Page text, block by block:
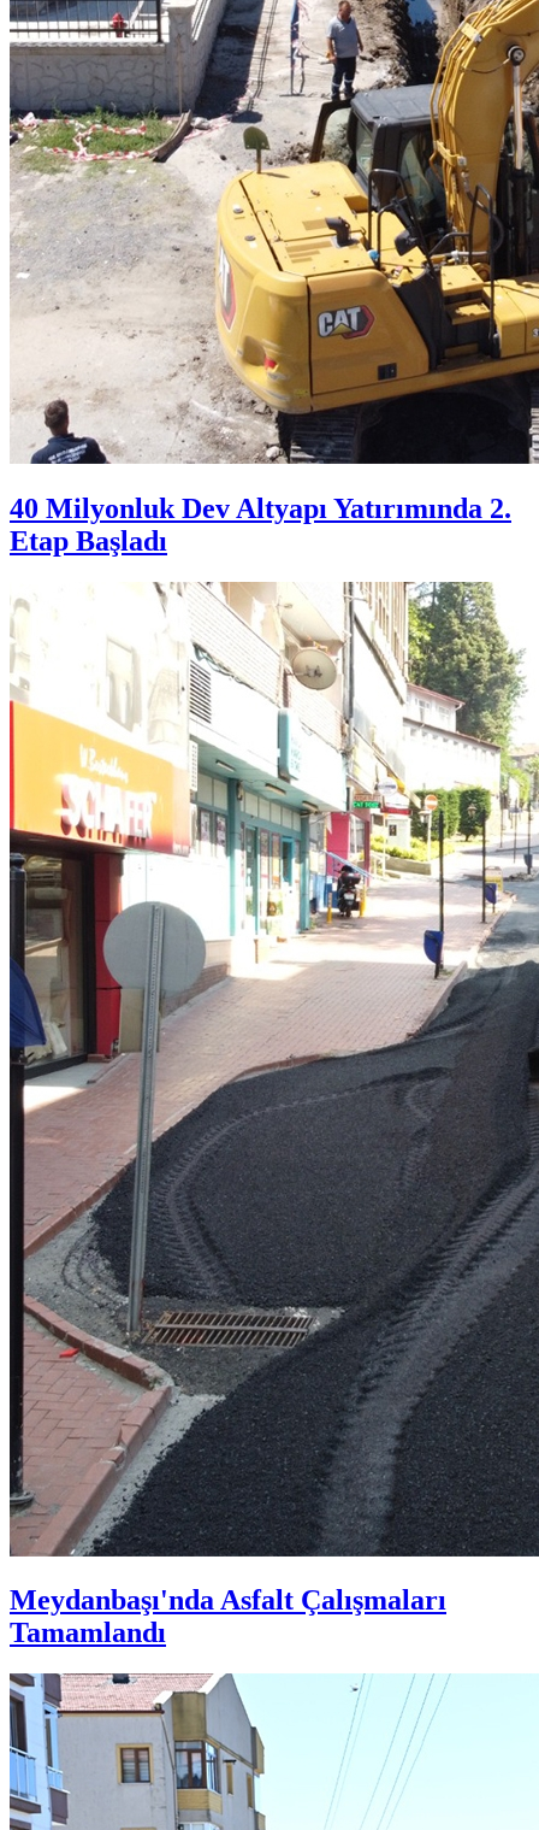
40 Milyonluk Dev Altyapı Yatırımında 2.
Etap Başladı
Meydanbaşı'nda Asfalt Çalışmaları
Tamamlandı